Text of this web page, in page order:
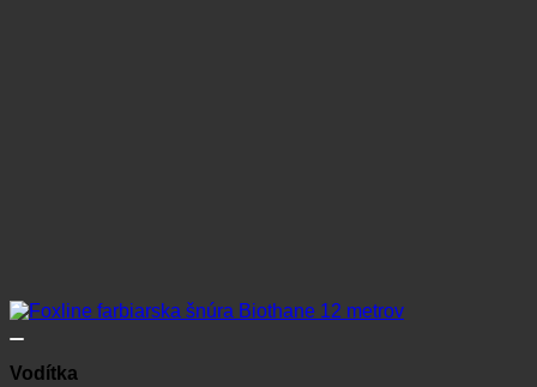
Vodítka